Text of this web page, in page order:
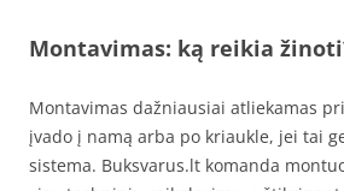
Montavimas: ką reikia
Montavimas dažniausiai atliekamas
įvado į namą arba po kriaukle, jei tai
sistema. Buksvarus.lt komanda